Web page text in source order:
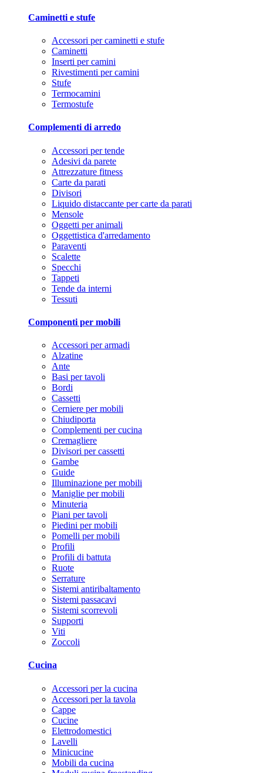
Caminetti e stufe
Accessori per caminetti e stufe
Caminetti
Inserti per camini
Rivestimenti per camini
Stufe
Termocamini
Termostufe
Complementi di arredo
Accessori per tende
Adesivi da parete
Attrezzature fitness
Carte da parati
Divisori
Liquido distaccante per carte da parati
Mensole
Oggetti per animali
Oggettistica d'arredamento
Paraventi
Scalette
Specchi
Tappeti
Tende da interni
Tessuti
Componenti per mobili
Accessori per armadi
Alzatine
Ante
Basi per tavoli
Bordi
Cassetti
Cerniere per mobili
Chiudiporta
Complementi per cucina
Cremagliere
Divisori per cassetti
Gambe
Guide
Illuminazione per mobili
Maniglie per mobili
Minuteria
Piani per tavoli
Piedini per mobili
Pomelli per mobili
Profili
Profili di battuta
Ruote
Serrature
Sistemi antiribaltamento
Sistemi passacavi
Sistemi scorrevoli
Supporti
Viti
Zoccoli
Cucina
Accessori per la cucina
Accessori per la tavola
Cappe
Cucine
Elettrodomestici
Lavelli
Minicucine
Mobili da cucina